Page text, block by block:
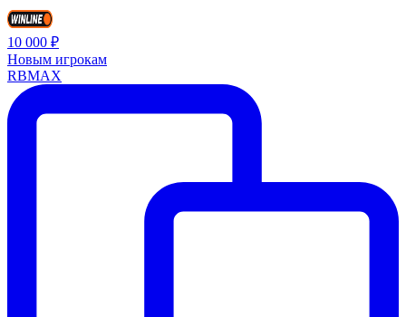
10 000 ₽
Новым игрокам
RBMAX